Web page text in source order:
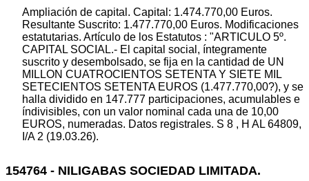
Ampliación de capital. Capital: 1.474.770,00 Euros.
Resultante Suscrito: 1.477.770,00 Euros. Modificaciones
estatutarias. Artículo de los Estatutos : "ARTICULO 5º.
CAPITAL SOCIAL.- El capital social, íntegramente
suscrito y desembolsado, se fija en la cantidad de UN
MILLON CUATROCIENTOS SETENTA Y SIETE MIL
SETECIENTOS SETENTA EUROS (1.477.770,00?), y se
halla dividido en 147.777 participaciones, acumulables e
índivisibles, con un valor nominal cada una de 10,00
EUROS, numeradas. Datos registrales. S 8 , H AL 64809,
I/A 2 (19.03.26).
154764 - NILIGABAS SOCIEDAD LIMITADA.